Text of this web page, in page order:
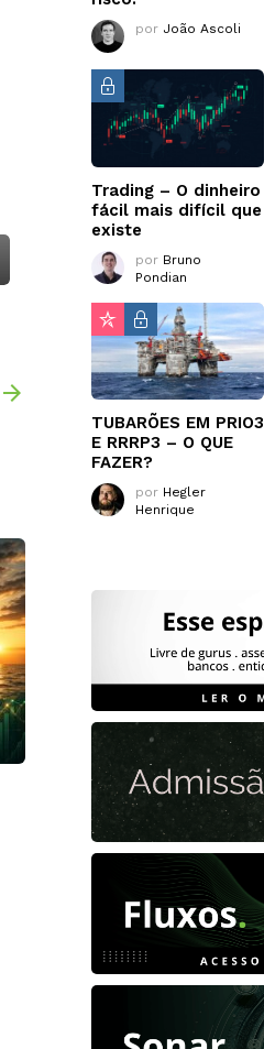
por João Ascoli
Trading – O dinheiro
fácil mais difícil que
existe
por Bruno
Pondian
TUBARÕES EM PRIO3
E RRRP3 – O QUE
FAZER?
por Hegler
Henrique